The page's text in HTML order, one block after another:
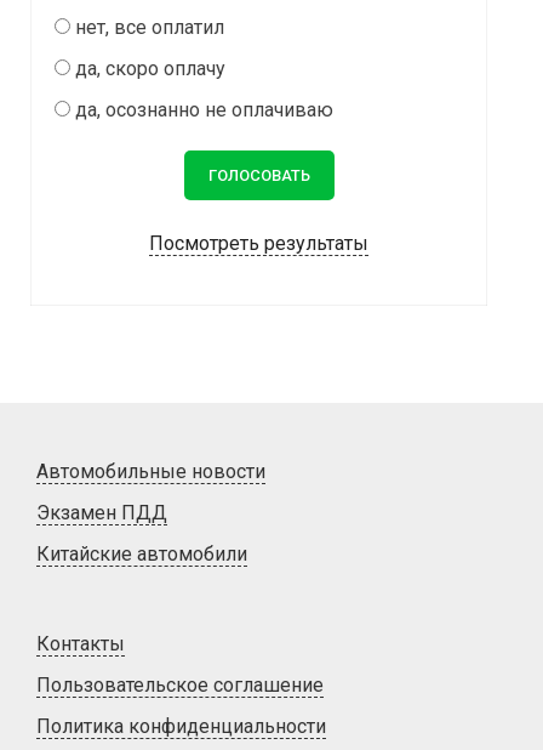
нет, все оплатил
да, скоро оплачу
да, осознанно не оплачиваю
Посмотреть результаты
Автомобильные новости
Экзамен ПДД
Китайские автомобили
Контакты
Пользовательское соглашение
Политика конфиденциальности